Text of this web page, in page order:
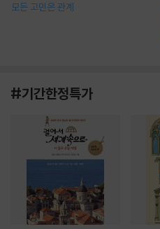
모든 고민은 관계
#기간한정특가